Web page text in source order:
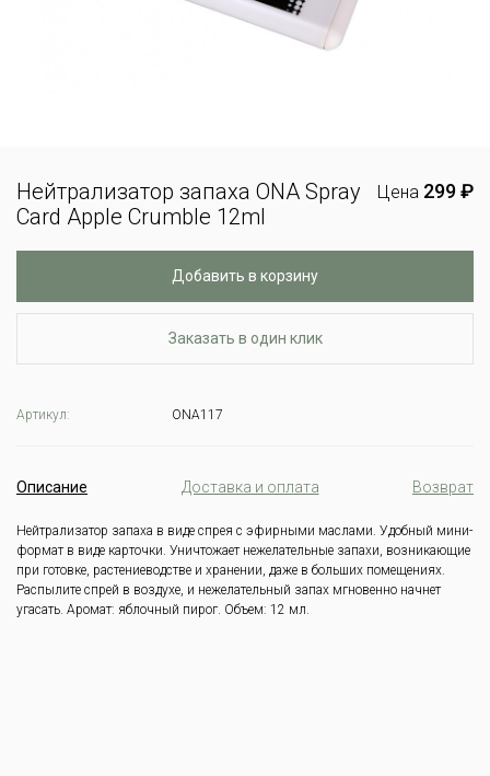
Нейтрализатор запаха ONA Spray
Card Apple Crumble 12ml
Цена 299 ₽
Добавить в корзину
Заказать в один клик
Артикул: ONA117
Описание Доставка и оплата Возврат
Нейтрализатор запаха в виде спрея с эфирными маслами. Удобный мини-
формат в виде карточки. Уничтожает нежелательные запахи, возникающие
при готовке, растениеводстве и хранении, даже в больших помещениях.
Распылите спрей в воздухе, и нежелательный запах мгновенно начнет
угасать. Аромат: яблочный пирог. Объем: 12 мл.